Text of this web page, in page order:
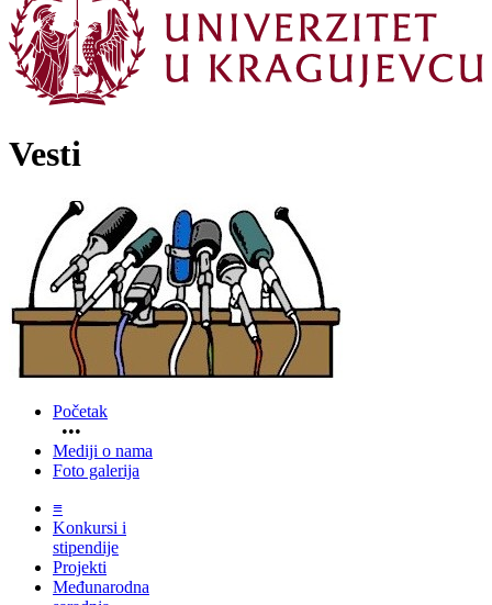
Vesti
Početak
•••
Mediji o nama
Foto galerija
≡
Konkursi i
stipendije
Projekti
Međunarodna